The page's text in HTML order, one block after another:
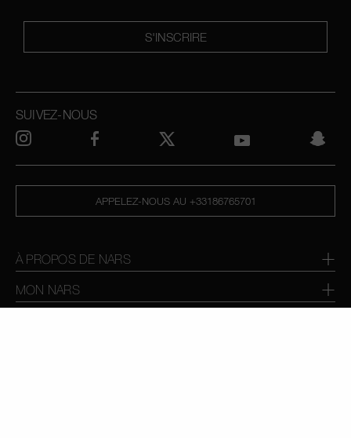
S'INSCRIRE
APPELEZ-NOUS AU +33186765701
À PROPOS DE NARS
MON NARS
SUIVEZ-NOUS